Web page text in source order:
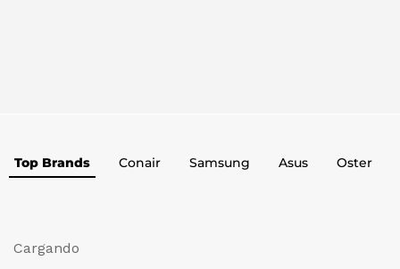
Top Brands Conair Samsung Asus Oster
Cargando